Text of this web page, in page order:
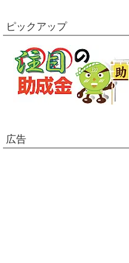
ピックアップ
広告